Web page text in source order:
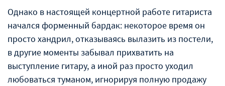
Однако в настоящей концертной работе гитариста
начался форменный бардак: некоторое время он
просто хандрил, отказываясь вылазить из постели,
в другие моменты забывал прихватить на
выступление гитару, а иной раз просто уходил
любоваться туманом, игнорируя полную продажу